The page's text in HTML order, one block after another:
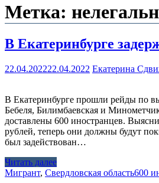
Метка:
​В Екатеринбурге
22.04.202222.04.2022 Екатерина
В Екатеринбурге прошли рейды по
Бебеля, Билимбаевская и
доставлены 600 иностранцев.
рублей, теперь они должны будут
был задействован…
Читать далее
Мигрант, Свердловская область600